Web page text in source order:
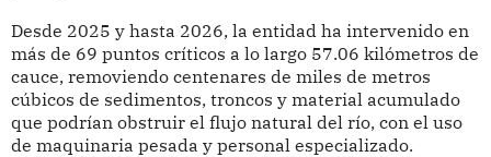
Desde 2025 y hasta 2026, la entidad ha intervenido en
más de 69 puntos críticos a lo largo 57.06 kilómetros de
cauce, removiendo centenares de miles de metros
cúbicos de sedimentos, troncos y material acumulado
que podrían obstruir el flujo natural del río, con el uso
de maquinaria pesada y personal especializado.